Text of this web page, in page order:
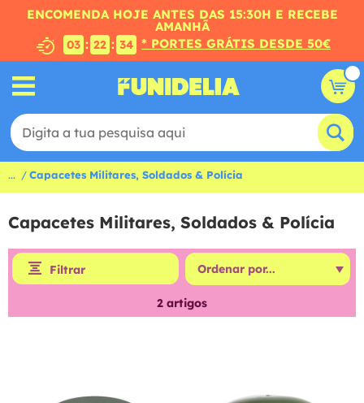
ENCOMENDA HOJE ANTES DAS 15:30H E RECEBE
AMANHÃ
03 : 22 : 34 * PORTES GRÁTIS DESDE 50€
... Capacetes Militares, Soldados & Polícia
Capacetes Militares, Soldados & Polícia
Filtrar
2 artigos